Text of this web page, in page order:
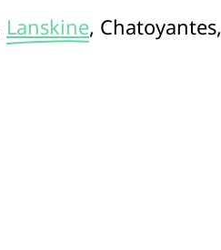
Lanskine, Chatoyantes,